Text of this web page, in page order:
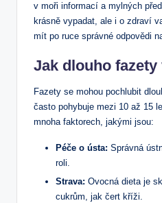
v moři informací a mylných
krásně vypadat, ale i o zdraví
mít po ruce správné odpovědi
Jak dlouho fazety
Fazety se mohou pochlubit
často pohybuje mezi 10 až 15
mnoha faktorech, jakými jsou:
Péče o ústa: Správná
roli.
Strava: Ovocná dieta je
cukrům, jak čert kříži.